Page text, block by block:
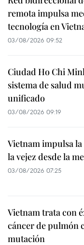
remota impulsa
tecnología en
03/08/2026 09:52
Ciudad Ho Chi
sistema de salud
unificado
03/08/2026 09:19
Vietnam impulsa
la vejez desde la
03/08/2026 07:25
Vietnam trata con
cáncer de pulmón
mutación